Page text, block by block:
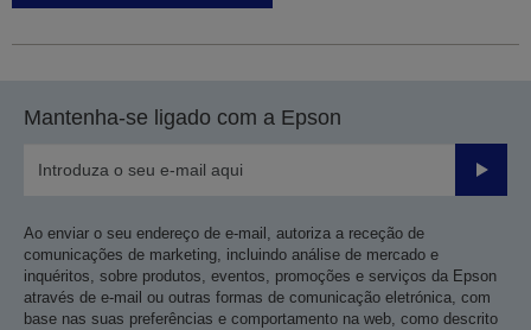
Mantenha-se ligado com a Epson
Enviar
Ao enviar o seu endereço de e-mail, autoriza a receção de
comunicações de marketing, incluindo análise de mercado e
inquéritos, sobre produtos, eventos, promoções e serviços da Epson
através de e-mail ou outras formas de comunicação eletrónica, com
base nas suas preferências e comportamento na web, como descrito